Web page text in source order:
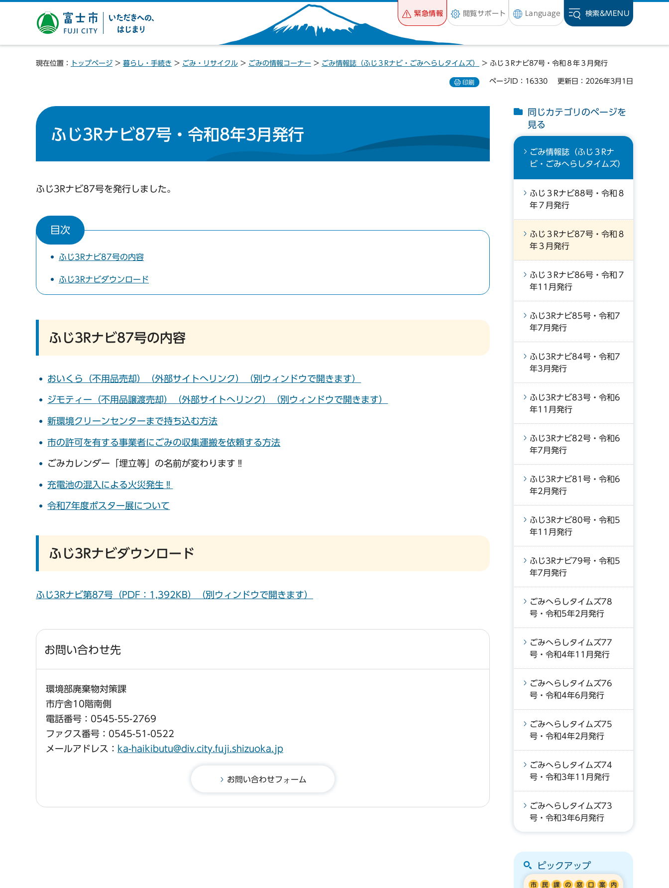
富士市 いただきへの、は
じまり
緊急情報 閲覧サポート Language 検索&MENU
現在位置： トップページ > 暮らし・手続き > ごみ・リサイクル > ごみの情報コーナー > ごみ情報誌（ふじ３Rナビ・ごみへらしタイムズ） > ふじ３Rナビ87号・令和８年３月発行
印刷 ページID：16330 更新日：2026年3月1日
ふじ3Rナビ87号・令和8年3月発行
ふじ3Rナビ87号を発行しました。
目次
ふじ3Rナビ87号の内容
ふじ3Rナビダウンロード
ふじ3Rナビ87号の内容
おいくら（不用品売却）（外部サイトへリンク）（別ウィンドウで開きます）
ジモティー（不用品譲渡売却）（外部サイトへリンク）（別ウィンドウで開きます）
新環境クリーンセンターまで持ち込む方法
市の許可を有する事業者にごみの収集運搬を依頼する方法
ごみカレンダー「埋立等」の名前が変わります‼
充電池の混入による火災発生‼
令和7年度ポスター展について
ふじ3Rナビダウンロード
ふじ3Rナビ第87号（PDF：1,392KB）（別ウィンドウで開きます）
お問い合わせ先
環境部廃棄物対策課
市庁舎10階南側
電話番号：0545-55-2769
ファクス番号：0545-51-0522
メールアドレス： ka-haikibutu@div.city.fuji.shizuoka.jp
同じカテゴリのページを
見る
ごみ情報誌（ふじ３Rナ
ビ・ごみへらしタイムズ）
ふじ３Rナビ88号・令和８
年７月発行
ふじ３Rナビ87号・令和８
年３月発行
ふじ３Rナビ86号・令和７
年11月発行
ふじ3Rナビ85号・令和7
年7月発行
ふじ3Rナビ84号・令和7
年3月発行
ふじ3Rナビ83号・令和6
年11月発行
ふじ3Rナビ82号・令和6
年7月発行
ふじ3Rナビ81号・令和6
年2月発行
ふじ3Rナビ80号・令和5
年11月発行
ふじ3Rナビ79号・令和5
年7月発行
ごみへらしタイムズ78
号・令和5年2月発行
ごみへらしタイムズ77
号・令和4年11月発行
ごみへらしタイムズ76
号・令和4年6月発行
ごみへらしタイムズ75
号・令和4年2月発行
ごみへらしタイムズ74
号・令和3年11月発行
ごみへらしタイムズ73
号・令和3年6月発行
ピックアップ